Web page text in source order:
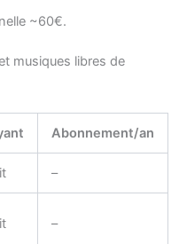
~60€.
musiques libres de
Abonnement/an
–
–